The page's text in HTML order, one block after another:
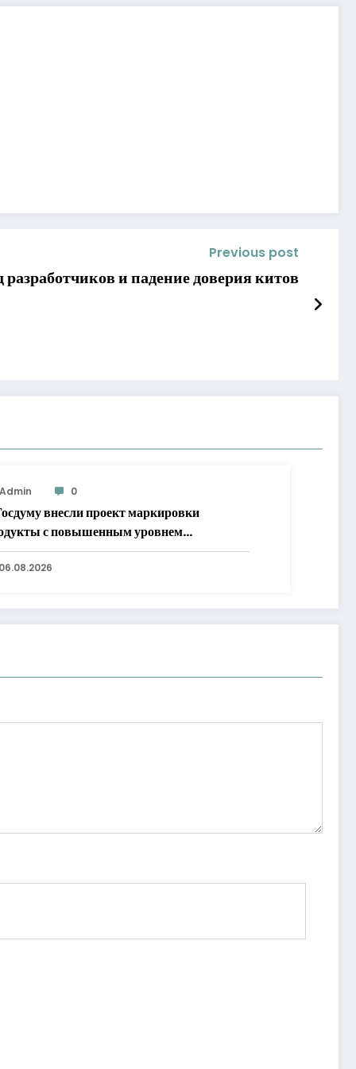
Previous post
и падение доверия китов
Admin 0
внесли проект маркировки
с повышенным уровнем
сахара
06.08.2026